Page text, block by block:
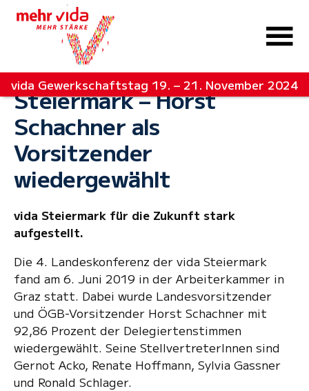
vida Gewerkschaftstag 19. – 21. November 2024
Steiermark – Horst
Schachner als
Vorsitzender
wiedergewählt
vida Steiermark für die Zukunft stark
aufgestellt.
Die 4. Landeskonferenz der vida Steiermark
fand am 6. Juni 2019 in der Arbeiterkammer in
Graz statt. Dabei wurde Landesvorsitzender
und ÖGB-Vorsitzender Horst Schachner mit
92,86 Prozent der Delegiertenstimmen
wiedergewählt. Seine StellvertreterInnen sind
Gernot Acko, Renate Hoffmann, Sylvia Gassner
und Ronald Schlager.